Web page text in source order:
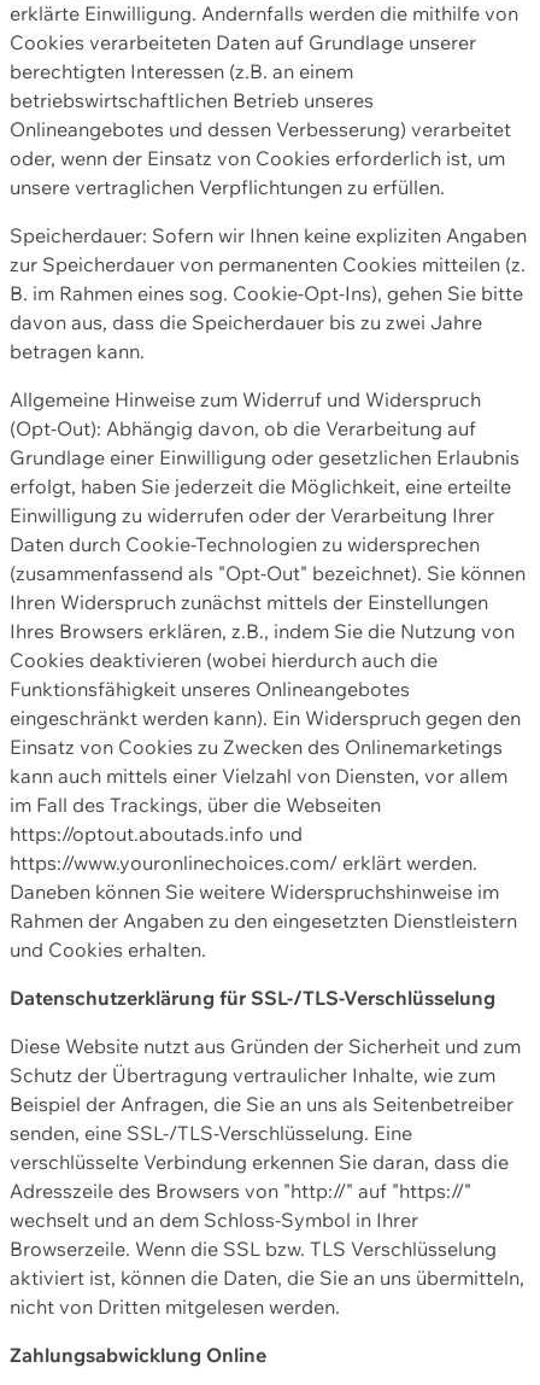
erklärte Einwilligung. Andernfalls werden die mithilfe von
Cookies verarbeiteten Daten auf Grundlage unserer
berechtigten Interessen (z.B. an einem
betriebswirtschaftlichen Betrieb unseres
Onlineangebotes und dessen Verbesserung) verarbeitet
oder, wenn der Einsatz von Cookies erforderlich ist, um
unsere vertraglichen Verpflichtungen zu erfüllen.
Speicherdauer: Sofern wir Ihnen keine expliziten Angaben
zur Speicherdauer von permanenten Cookies mitteilen (z.
B. im Rahmen eines sog. Cookie-Opt-Ins), gehen Sie bitte
davon aus, dass die Speicherdauer bis zu zwei Jahre
betragen kann.
Allgemeine Hinweise zum Widerruf und Widerspruch
(Opt-Out): Abhängig davon, ob die Verarbeitung auf
Grundlage einer Einwilligung oder gesetzlichen Erlaubnis
erfolgt, haben Sie jederzeit die Möglichkeit, eine erteilte
Einwilligung zu widerrufen oder der Verarbeitung Ihrer
Daten durch Cookie-Technologien zu widersprechen
(zusammenfassend als "Opt-Out" bezeichnet). Sie können
Ihren Widerspruch zunächst mittels der Einstellungen
Ihres Browsers erklären, z.B., indem Sie die Nutzung von
Cookies deaktivieren (wobei hierdurch auch die
Funktionsfähigkeit unseres Onlineangebotes
eingeschränkt werden kann). Ein Widerspruch gegen den
Einsatz von Cookies zu Zwecken des Onlinemarketings
kann auch mittels einer Vielzahl von Diensten, vor allem
im Fall des Trackings, über die Webseiten
https://optout.aboutads.info und
https://www.youronlinechoices.com/ erklärt werden.
Daneben können Sie weitere Widerspruchshinweise im
Rahmen der Angaben zu den eingesetzten Dienstleistern
und Cookies erhalten.
Datenschutzerklärung für SSL-/TLS-Verschlüsselung
Diese Website nutzt aus Gründen der Sicherheit und zum
Schutz der Übertragung vertraulicher Inhalte, wie zum
Beispiel der Anfragen, die Sie an uns als Seitenbetreiber
senden, eine SSL-/TLS-Verschlüsselung. Eine
verschlüsselte Verbindung erkennen Sie daran, dass die
Adresszeile des Browsers von "http://" auf "https://"
wechselt und an dem Schloss-Symbol in Ihrer
Browserzeile. Wenn die SSL bzw. TLS Verschlüsselung
aktiviert ist, können die Daten, die Sie an uns übermitteln,
nicht von Dritten mitgelesen werden.
Zahlungsabwicklung Online